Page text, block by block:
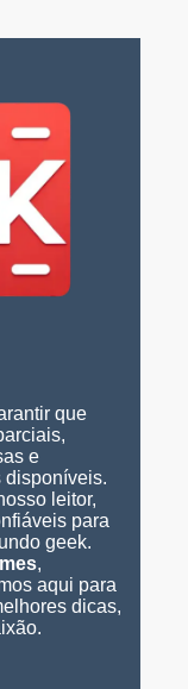
que
e
disponíveis.
leitor,
para
geek.
,
aqui para
dicas,